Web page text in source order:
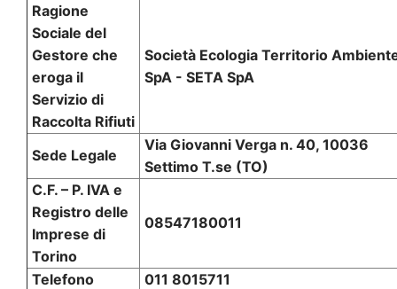
Ragione
Sociale del
Gestore che
eroga il
Servizio di
Raccolta Rifiuti
Società Ecologia Territorio
SpA - SETA SpA
Sede Legale
Via Giovanni Verga n. 40, 10036
Settimo T.se (TO)
C.F. – P. IVA e
Registro delle
Imprese di
Torino
08547180011
Telefono
011 8015711